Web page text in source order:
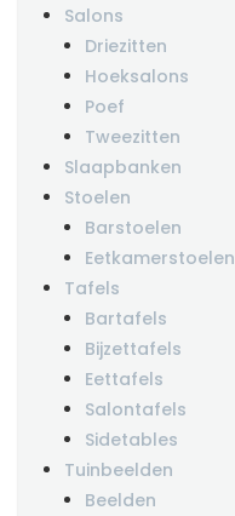
Salons
Driezitten
Hoeksalons
Poef
Tweezitten
Slaapbanken
Stoelen
Barstoelen
Eetkamerstoelen
Tafels
Bartafels
Bijzettafels
Eettafels
Salontafels
Sidetables
Tuinbeelden
Beelden